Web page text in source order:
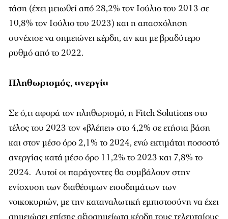
τάση (έχει μειωθεί από 28,2% τον Ιούλιο του 2013 σε
10,8% τον Ιούλιο του 2023) και η απασχόληση
συνέχισε να σημειώνει κέρδη, αν και με βραδύτερο
ρυθμό από το 2022.
Πληθωρισμός, ανεργία
Σε ό,τι αφορά τον πληθωρισμό, η Fitch Solutions στο
τέλος του 2023 τον «βλέπει» στο 4,2% σε ετήσια βάση
και στον μέσο όρο 2,1% το 2024, ενώ εκτιμάται ποσοστό
ανεργίας κατά μέσο όρο 11,2% το 2023 και 7,8% το
2024. Αυτοί οι παράγοντες θα συμβάλουν στην
ενίσχυση των διαθέσιμων εισοδημάτων των
νοικοκυριών, με την καταναλωτική εμπιστοσύνη να έχει
σημειώσει επίσης αξιοσημείωτα κέρδη τους τελευταίους